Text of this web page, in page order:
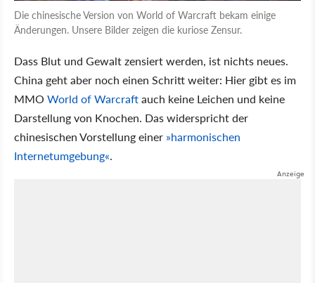
Die chinesische Version von World of Warcraft bekam einige
Änderungen. Unsere Bilder zeigen die kuriose Zensur.
Dass Blut und Gewalt zensiert werden, ist nichts neues.
China geht aber noch einen Schritt weiter: Hier gibt es im
MMO World of Warcraft auch keine Leichen und keine
Darstellung von Knochen. Das widerspricht der
chinesischen Vorstellung einer »harmonischen
Internetumgebung«.